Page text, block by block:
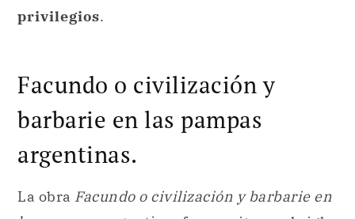
privilegios.
Facundo o civilización y
barbarie en las pampas
argentinas.
La obra Facundo o civilización y barbarie en